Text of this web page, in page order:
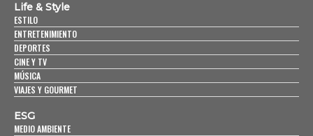
Life & Style
ESTILO
ENTRETENIMIENTO
DEPORTES
CINE Y TV
MÚSICA
VIAJES Y GOURMET
ESG
MEDIO AMBIENTE